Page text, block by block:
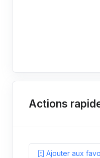
Actions
Ajouter aux